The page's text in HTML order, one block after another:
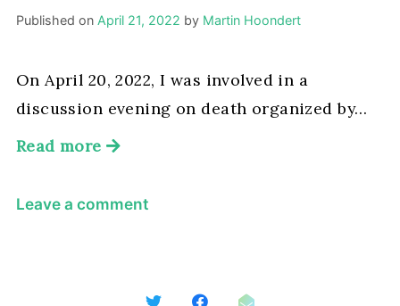
Published on April 21, 2022 by Martin Hoondert
On April 20, 2022, I was involved in a
discussion evening on death organized by…
Read more
Leave a commenton